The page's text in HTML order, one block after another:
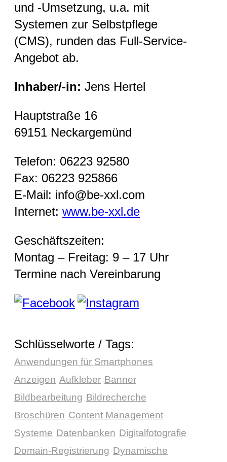
und -Umsetzung, u.a. mit
Systemen zur Selbstpflege
(CMS), runden das Full-Service-
Angebot ab.
Inhaber/-in: Jens Hertel
Hauptstraße 16
69151 Neckargemünd
Telefon: 06223 92580
Fax: 06223 925866
E-Mail: info@be-xxl.com
Internet: www.be-xxl.de
Geschäftszeiten:
Montag – Freitag: 9 – 17 Uhr
Termine nach Vereinbarung
Schlüsselworte / Tags:
Anwendungen für Smartphones
Anzeigen Aufkleber Banner
Bildbearbeitung Bildrecherche
Broschüren Content Management
Systeme Datenbanken Digitalfotografie
Domain-Registrierung Dynamische